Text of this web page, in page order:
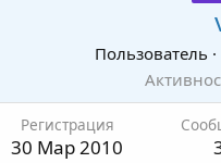
Пользователь ·
Регистрация
30 Мар 2010